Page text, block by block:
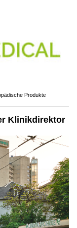
Produkte
Klinikdirektor